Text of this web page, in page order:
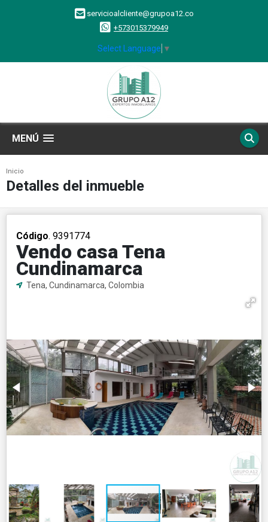
servicioalcliente@grupoa12.co
+573015379949
Select Language ▼
MENÚ
Inicio
Detalles del inmueble
Código. 9391774
Vendo casa Tena
Cundinamarca
Tena, Cundinamarca, Colombia